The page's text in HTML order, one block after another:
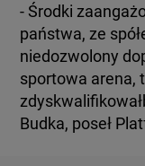
- Środki
państwa, ze
niedozwolony
sportowa arena,
Budka, poseł